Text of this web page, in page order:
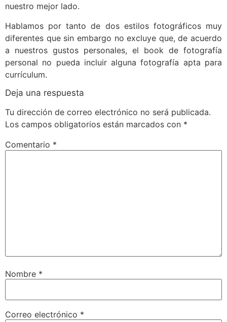
nuestro mejor lado.
Hablamos por tanto de dos estilos fotográficos muy
diferentes que sin embargo no excluye que, de acuerdo
a nuestros gustos personales, el book de fotografía
personal no pueda incluir alguna fotografía apta para
currículum.
Deja una respuesta
Tu dirección de correo electrónico no será publicada.
Los campos obligatorios están marcados con *
Comentario *
Nombre *
Correo electrónico *